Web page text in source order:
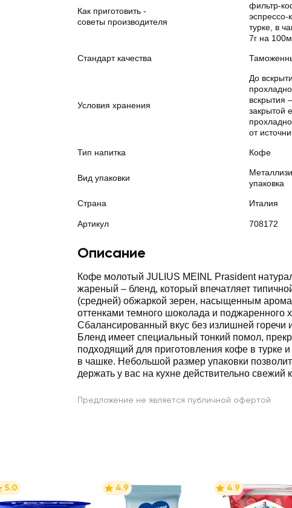
Как приготовить -
советы производителя
фильтр-
турке, в
7г на
Стандарт качества
Условия хранения
До
вскрытия
закрытой
от
Тип напитка Кофе
Вид упаковки
упаковка
Страна Италия
Артикул 708172
Описание
Кофе молотый JULIUS MEINL Prasident
жареный – бленд, который впечатляет
(средней) обжаркой зерен, насыщенным
оттенками темного шоколада и поджаренного
Сбалансированный вкус без излишней горечи
Бленд имеет специальный тонкий помол,
подходящий для приготовления кофе в турке
в чашке. Небольшой размер упаковки позволит
держать у вас на кухне действительно свежий
Предложение не является публичной офертой
5.0 4.9 4.9